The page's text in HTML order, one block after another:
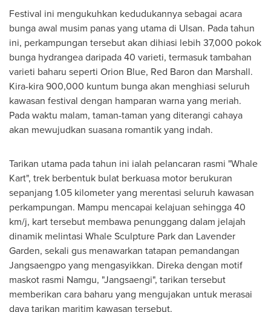
Festival ini mengukuhkan kedudukannya sebagai acara
bunga awal musim panas yang utama di Ulsan. Pada tahun
ini, perkampungan tersebut akan dihiasi lebih 37,000 pokok
bunga hydrangea daripada 40 varieti, termasuk tambahan
varieti baharu seperti Orion Blue, Red Baron dan Marshall.
Kira-kira 900,000 kuntum bunga akan menghiasi seluruh
kawasan festival dengan hamparan warna yang meriah.
Pada waktu malam, taman-taman yang diterangi cahaya
akan mewujudkan suasana romantik yang indah.
Tarikan utama pada tahun ini ialah pelancaran rasmi "Whale
Kart", trek berbentuk bulat berkuasa motor berukuran
sepanjang 1.05 kilometer yang merentasi seluruh kawasan
perkampungan. Mampu mencapai kelajuan sehingga 40
km/j, kart tersebut membawa penunggang dalam jelajah
dinamik melintasi Whale Sculpture Park dan Lavender
Garden, sekali gus menawarkan tatapan pemandangan
Jangsaengpo yang mengasyikkan. Direka dengan motif
maskot rasmi Namgu, "Jangsaengi", tarikan tersebut
memberikan cara baharu yang mengujakan untuk merasai
daya tarikan maritim kawasan tersebut.